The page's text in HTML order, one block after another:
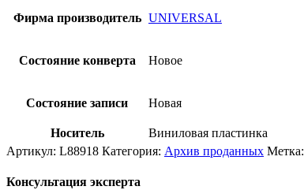
Фирма производитель UNIVERSAL
Состояние конверта Новое
Состояние записи Новая
Носитель
Виниловая пластинка
Артикул: L88918 Категория: Архив проданных Метка:
Консультация эксперта